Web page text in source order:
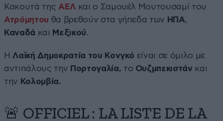
Κακουτά της ΑΕΛ και ο Σαμουέλ Μουτουσαμί του
Ατρόμητου θα βρεθούν στα γήπεδα των ΗΠΑ,
Καναδά και Μεξικού.
Η Λαϊκή Δημοκρατία του Κονγκό είναι σε όμιλο με
αντιπάλους την Πορτογαλία, το Ουζμπεκιστάν και
την Κολομβία.
🚨 OFFICIEL : LA LISTE DE LA